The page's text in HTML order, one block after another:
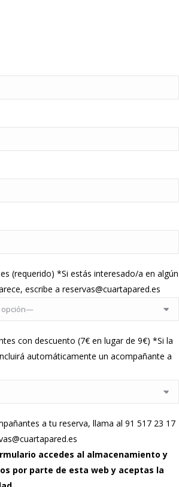
(requerido) *Si estás interesado/a en algún
escribe a reservas@cuartapared.es
con descuento (7€ en lugar de 9€) *Si la
automáticamente un acompañante a
a tu reserva, llama al 91 517 23 17
accedes al almacenamiento y
por parte de esta web y aceptas la